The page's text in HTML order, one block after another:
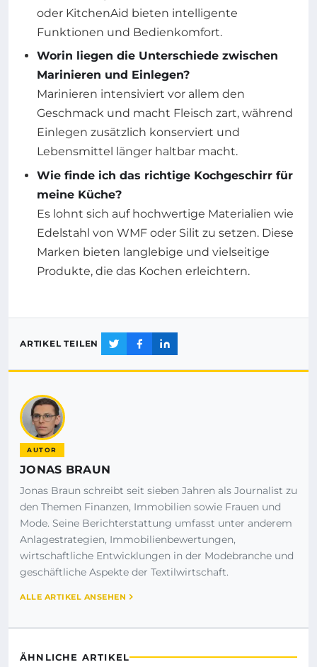
oder KitchenAid bieten intelligente
Funktionen und Bedienkomfort.
Worin liegen die Unterschiede zwischen
Marinieren und Einlegen?
Marinieren intensiviert vor allem den
Geschmack und macht Fleisch zart, während
Einlegen zusätzlich konserviert und
Lebensmittel länger haltbar macht.
Wie finde ich das richtige Kochgeschirr für
meine Küche?
Es lohnt sich auf hochwertige Materialien wie
Edelstahl von WMF oder Silit zu setzen. Diese
Marken bieten langlebige und vielseitige
Produkte, die das Kochen erleichtern.
ARTIKEL TEILEN
AUTOR
JONAS BRAUN
Jonas Braun schreibt seit sieben Jahren als Journalist zu
den Themen Finanzen, Immobilien sowie Frauen und
Mode. Seine Berichterstattung umfasst unter anderem
Anlagestrategien, Immobilienbewertungen,
wirtschaftliche Entwicklungen in der Modebranche und
geschäftliche Aspekte der Textilwirtschaft.
ALLE ARTIKEL ANSEHEN
ÄHNLICHE ARTIKEL